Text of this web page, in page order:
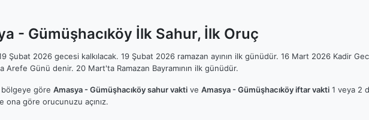
- Gümüşhacıköy İlk Sahur, İlk Oruç
Şubat 2026 gecesi kalkılacak. 19 Şubat 2026 ramazan ayının ilk günüdür. 16 Mart 2026 Kadir
Arefe Günü denir. 20 Mart'ta Ramazan Bayramının ilk günüdür.
göre Amasya - Gümüşhacıköy sahur vakti ve Amasya - Gümüşhacıköy iftar vakti 1 veya 2
ona göre orucunuzu açınız.